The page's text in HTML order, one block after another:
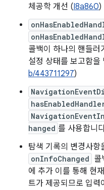
체공학 개선 (I8a860)
콜백이 하나의 핸들러
설정 상태를 보고함을
b/443711297)
hanged 를 사용합니
탐색 기록의 변경사항
onInfoChanged 콜
에 추가 이를 통해 현
트가 제공되므로 입력